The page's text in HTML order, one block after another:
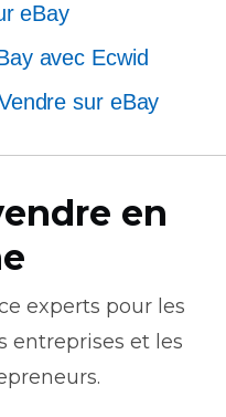
eBay
avec Ecwid
sur eBay
en
experts pour les
entreprises et les